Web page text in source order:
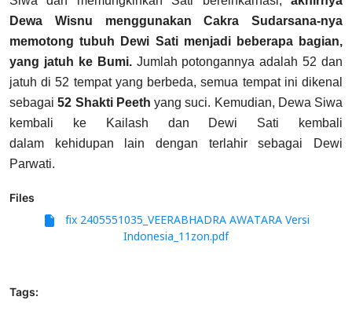
Dewa Wisnu menggunakan Cakra Sudarsana-nya
memotong tubuh Dewi Sati menjadi beberapa bagian,
yang jatuh ke Bumi.Jumlah potongannya adalah 52 dan
jatuh di 52 tempat yang berbeda, semua tempat ini dikenal
sebagai52 Shakti Peeth yang suci. Kemudian, Dewa Siwa
kembali ke Kailash dan Dewi Sati kembali
dalam kehidupan lain dengan terlahir sebagai Dewi
Parwati.
Files
Indonesia_11zon.pdf
Tags: